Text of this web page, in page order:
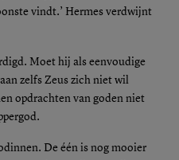
vindt.’ Hermes verdwijnt
Moet hij als eenvoudige
zelfs Zeus zich niet wil
opdrachten van goden niet
De één is nog mooier